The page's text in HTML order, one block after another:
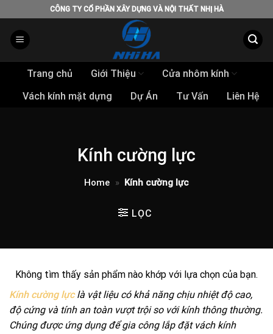
to
content
CÔNG TY CỔ PHẦN XÂY DỰNG VÀ NỘI THẤT NHỊ HÀ
Trang chủ Giới Thiệu
Cửa nhôm kính
Vách kính mặt dựng
Dự Án Tư Vấn Liên Hệ
Kính cường lực
Home » Kính cường lực
LỌC
Không tìm thấy sản phẩm nào khớp với lựa chọn của bạn.
Kính cường lựclà vật liệu có khả năng chịu nhiệt độ cao,
độ cứng và tính an toàn vượt trội so với kính thông thường.
Chúng được ứng dụng để gia công lắp đặt vách kính